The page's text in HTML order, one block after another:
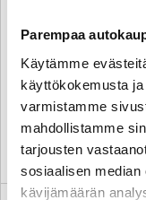
Parempaa
Käytämme
käyttökokemusta
varmistamme
mahdollistamme
tarjousten
sosiaalisen
kävijämäärän
2019 , Automaatti,
23 900 €21
alk. 230 € / kk
KATSO